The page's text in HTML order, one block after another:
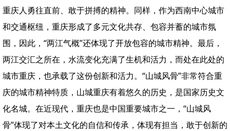
重庆人勇往直前、敢于拼搏的精神。同样，作为西南中心城市
和交通枢纽，重庆形成了多元文化共存、包容并蓄的城市氛
围，因此，“两江气概”还体现了开放包容的城市精神。最后，
两江交汇之所在，水流变化充满了生机和活力，而处在此处的
城市重庆，也承载了这份创新和活力。“山城风骨”非常符合重
庆的城市精神特质，山城重庆有着悠久的历史，是国家历史文
化名城。在近现代，重庆也是中国重要城市之一，“山城风
骨”体现了对本土文化的自信和传承，体现有担当，敢于创新的